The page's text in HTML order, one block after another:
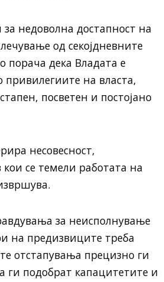
недоволна достапност на
од секојдневните
порача дека Владата е
на власта,
посветен и постојано
несовесност,
се темели работата на
за неисполнување
на предизвиците треба
отстапувања прецизно ги
подобрат капацитетите и